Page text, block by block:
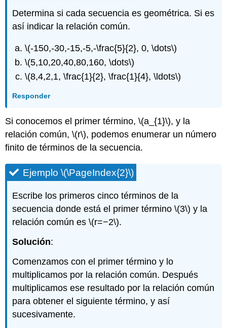
Determina si cada secuencia es geométrica. Si es
así indicar la relación común.
\(-150,-30,-15,-5,-\frac{5}{2}, 0, \dots\)
\(5,10,20,40,80,160, \dots\)
\(8,4,2,1, \frac{1}{2}, \frac{1}{4}, \ldots\)
Responder
Si conocemos el primer término,\(a_{1}\), y la
relación común,\(r\), podemos enumerar un número
finito de términos de la secuencia.
Ejemplo\(\PageIndex{2}\)
Escribe los primeros cinco términos de la
secuencia donde está el primer término\(3\) y la
relación común es\(r=−2\).
Solución:
Comenzamos con el primer término y lo
multiplicamos por la relación común. Después
multiplicamos ese resultado por la relación común
para obtener el siguiente término, y así
sucesivamente.